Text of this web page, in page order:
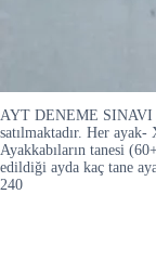
AYT DENEME SINAVI
satılmaktadır. Her
Ayakkabıların tanesi
edildiği ayda kaç tane
240